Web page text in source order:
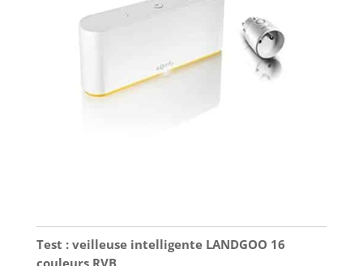
Test : veilleuse intelligente LANDGOO 16
couleurs RVB